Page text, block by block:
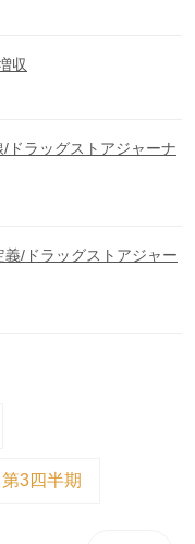
収
ドラッグストアジャーナ
/ドラッグストアジャー
第3四半期